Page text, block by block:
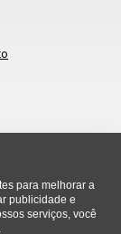
para melhorar a
publicidade e
serviços, você